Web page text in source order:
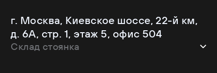
С кониками
Рефрижераторы
Krone
Mercedes-Benz
Schmitz Cargobull
Shacman
г. Москва, Киевское шоссе, 22-й км,
д. 6А, стр. 1, этаж 5, офис 504
Склад стоянка